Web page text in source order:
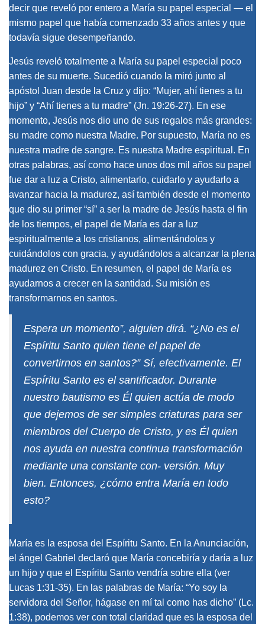
decir que reveló por entero a María su papel especial — el
mismo papel que había comenzado 33 años antes y que
todavía sigue desempeñando.
Jesús reveló totalmente a María su papel especial poco
antes de su muerte. Sucedió cuando la miró junto al
apóstol Juan desde la Cruz y dijo: “Mujer, ahí tienes a tu
hijo” y “Ahí tienes a tu madre” (Jn. 19:26-27). En ese
momento, Jesús nos dio uno de sus regalos más grandes:
su madre como nuestra Madre. Por supuesto, María no es
nuestra madre de sangre. Es nuestra Madre espiritual. En
otras palabras, así como hace unos dos mil años su papel
fue dar a luz a Cristo, alimentarlo, cuidarlo y ayudarlo a
avanzar hacia la madurez, así también desde el momento
que dio su primer “sí” a ser la madre de Jesús hasta el fin
de los tiempos, el papel de María es dar a luz
espiritualmente a los cristianos, alimentándolos y
cuidándolos con gracia, y ayudándolos a alcanzar la plena
madurez en Cristo. En resumen, el papel de María es
ayudarnos a crecer en la santidad. Su misión es
transformarnos en santos.
Espera un momento”, alguien dirá. “¿No es el
Espíritu Santo quien tiene el papel de
convertirnos en santos?” Sí, efectivamente. El
Espíritu Santo es el santificador. Durante
nuestro bautismo es Él quien actúa de modo
que dejemos de ser simples criaturas para ser
miembros del Cuerpo de Cristo, y es Él quien
nos ayuda en nuestra continua transformación
mediante una constante con- versión. Muy
bien. Entonces, ¿cómo entra María en todo
esto?
María es la esposa del Espíritu Santo. En la Anunciación,
el ángel Gabriel declaró que María concebiría y daría a luz
un hijo y que el Espíritu Santo vendría sobre ella (ver
Lucas 1:31-35). En las palabras de María: “Yo soy la
servidora del Señor, hágase en mí tal como has dicho” (Lc.
1:38), podemos ver con total claridad que es la esposa del